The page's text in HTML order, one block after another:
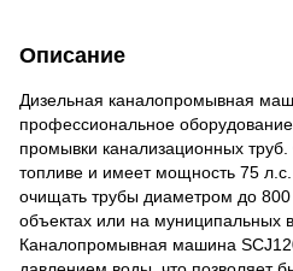
Описание
Дизельная каналопромывная
профессиональное
промывки канализационных
топливе и имеет мощность 75
очищать трубы диаметром до
объектах или на муниципальных
Каналопромывная машина